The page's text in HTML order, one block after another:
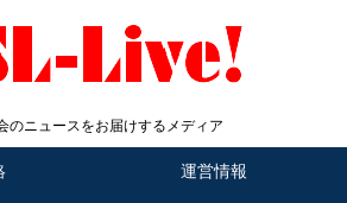
のニュースをお届けするメディア
運営情報